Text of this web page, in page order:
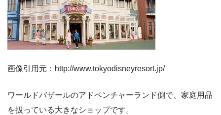
画像引用元：http://www.tokyodisneyresort.jp/
ワールドバザールのアドベンチャーランド側で、家庭用品
を扱っている大きなショップです。